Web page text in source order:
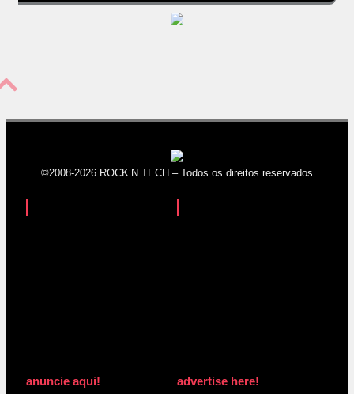
©2008-2026 ROCK’N TECH – Todos os direitos reservados
anuncie aqui! advertise here!